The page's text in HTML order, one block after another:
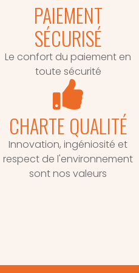
PAIEMENT
SÉCURISÉ
Le confort du paiement en
toute sécurité
CHARTE QUALITÉ
Innovation, ingéniosité et
respect de l'environnement
sont nos valeurs